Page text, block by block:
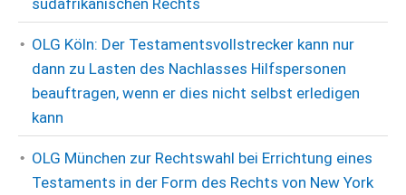
südafrikanischen Rechts
OLG Köln: Der Testamentsvollstrecker kann nur
dann zu Lasten des Nachlasses Hilfspersonen
beauftragen, wenn er dies nicht selbst erledigen
kann
OLG München zur Rechtswahl bei Errichtung eines
Testaments in der Form des Rechts von New York